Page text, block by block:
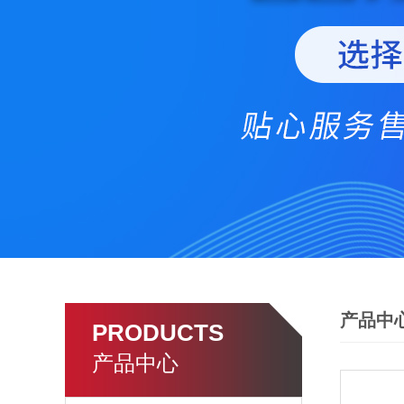
PRODUCTS
产品中心
产品中